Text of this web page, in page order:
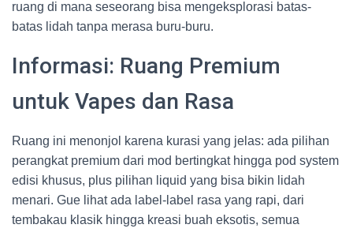
ruang di mana seseorang bisa mengeksplorasi batas-
batas lidah tanpa merasa buru-buru.
Informasi: Ruang Premium
untuk Vapes dan Rasa
Ruang ini menonjol karena kurasi yang jelas: ada pilihan
perangkat premium dari mod bertingkat hingga pod system
edisi khusus, plus pilihan liquid yang bisa bikin lidah
menari. Gue lihat ada label-label rasa yang rapi, dari
tembakau klasik hingga kreasi buah eksotis, semua